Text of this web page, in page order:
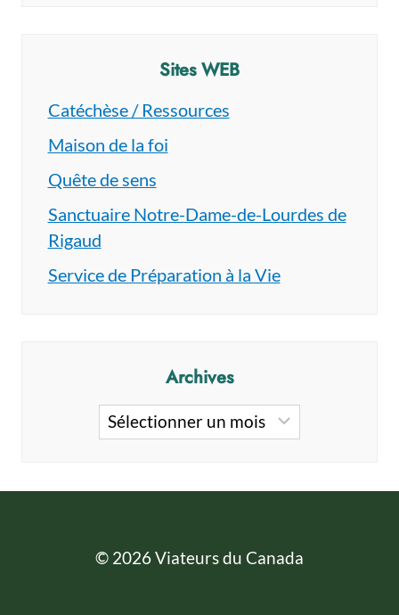
Sites WEB
Catéchèse / Ressources
Maison de la foi
Quête de sens
Sanctuaire Notre-Dame-de-Lourdes de
Rigaud
Service de Préparation à la Vie
Archives
Archives
© 2026 Viateurs du Canada